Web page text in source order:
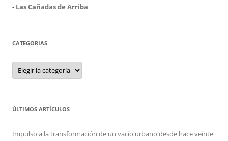
- Las Cañadas de Arriba
CATEGORIAS
Categorias
ÚLTIMOS ARTÍCULOS
Impulso a la transformación de un vacío urbano desde hace veinte